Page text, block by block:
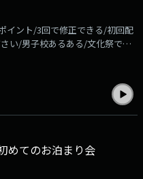
イント/3回で修正できる/初回配
い/男子校あるある/文化祭での
１のタイトルコールです
6a8d-4af3-a9b9-
黒川想矢ANNP番組
めてのお泊まり会